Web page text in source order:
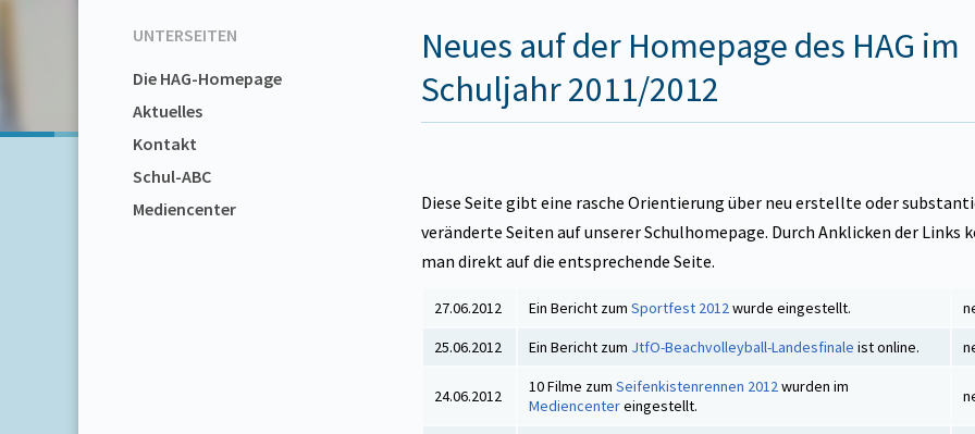
UNTERSEITEN
Die HAG-Homepage
Aktuelles
Kontakt
Schul-ABC
Mediencenter
Neues auf der Homepage des HAG im
Schuljahr 2011/2012
Diese Seite gibt eine rasche Orientierung über neu erstellte oder
veränderte Seiten auf unserer Schulhomepage. Durch Anklicken der Links
man direkt auf die entsprechende Seite.
27.06.2012 Ein Bericht zum Sportfest 2012wurde eingestellt.
25.06.2012
Ein Bericht zum JtfO-Beachvolleyball-Landesfinale ist online.
24.06.2012 10 Filme zum Seifenkistenrennen 2012wurden im
Mediencentereingestellt.